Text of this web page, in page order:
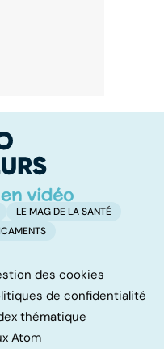
LE MAG DE LA SANTÉ
des cookies
de confidentialité
thématique
Atom